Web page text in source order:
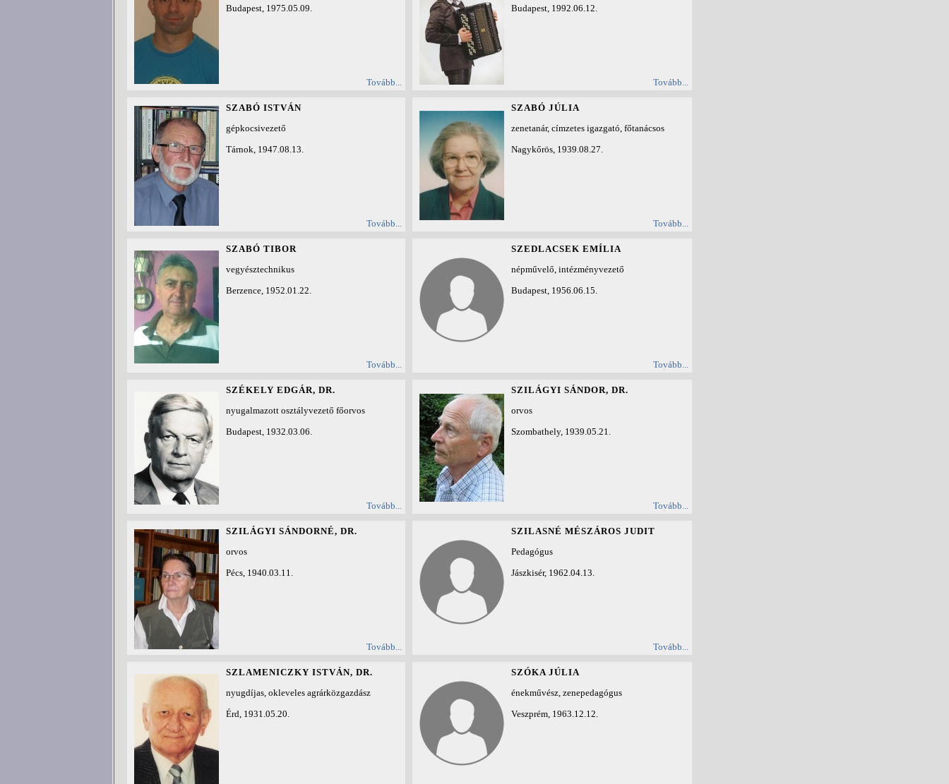
Budapest, 1975.05.09.
Tovább...
Budapest, 1992.06.12.
Tovább...
SZABÓ ISTVÁN
gépkocsivezető
Tárnok, 1947.08.13.
Tovább...
SZABÓ JÚLIA
zenetanár, címzetes igazgató, főtanácsos
Nagykőrös, 1939.08.27.
Tovább...
SZABÓ TIBOR
vegyésztechnikus
Berzence, 1952.01.22.
Tovább...
SZEDLACSEK EMÍLIA
népművelő, intézményvezető
Budapest, 1956.06.15.
Tovább...
SZÉKELY EDGÁR, DR.
nyugalmazott osztályvezető főorvos
Budapest, 1932.03.06.
Tovább...
SZILÁGYI SÁNDOR, DR.
orvos
Szombathely, 1939.05.21.
Tovább...
SZILÁGYI SÁNDORNÉ, DR.
orvos
Pécs, 1940.03.11.
Tovább...
SZILASNÉ MÉSZÁROS JUDIT
Pedagógus
Jászkisér, 1962.04.13.
Tovább...
SZLAMENICZKY ISTVÁN, DR.
nyugdíjas, okleveles agrárközgazdász
Érd, 1931.05.20.
SZÓKA JÚLIA
énekművész, zenepedagógus
Veszprém, 1963.12.12.